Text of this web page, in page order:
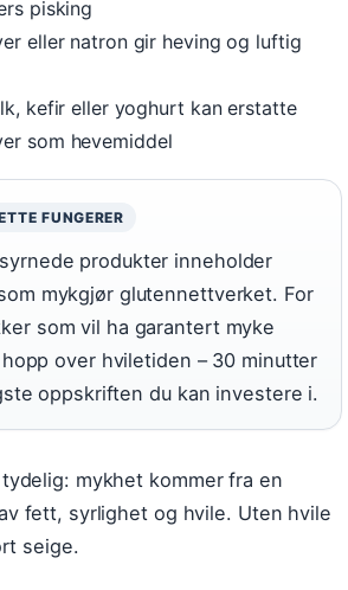
pisking
eller natron gir heving og luftig
kefir eller yoghurt kan erstatte
som hevemiddel
FUNGERER
produkter inneholder
mykgjør glutennettverket. For
som vil ha garantert myke
over hviletiden – 30 minutter
oppskriften du kan investere i.
mykhet kommer fra en
fett, syrlighet og hvile. Uten hvile
seige.